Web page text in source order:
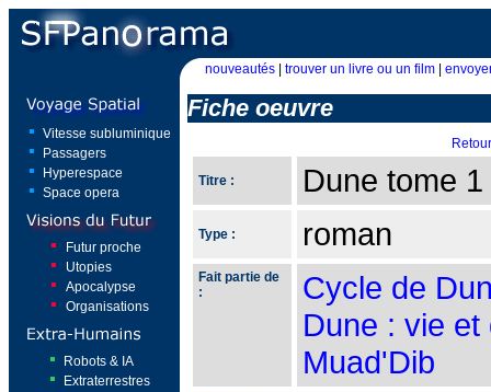
nouveautés trouver un livre ou un film
Vitesse subluminique
Passagers
Hyperespace
Space opera
Futur proche
Utopies
Apocalypse
Organisations
Robots & IA
Extraterrestres
Fiche oeuvre
Titre : Dune tome 1
Type : roman
Fait partie de
:
Cycle de
Dune : vie
Muad'Dib